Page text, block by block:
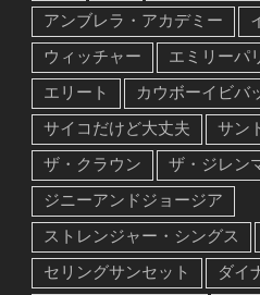
アンブレラ・アカデミー
ウィッチャー
エミリーパ
エリート
カウボーイビバ
サイコだけど大丈夫
サン
ザ・クラウン
ザ・ジレン
ジニーアンドジョージア
ストレンジャー・シングス
セリングサンセット
ダイ